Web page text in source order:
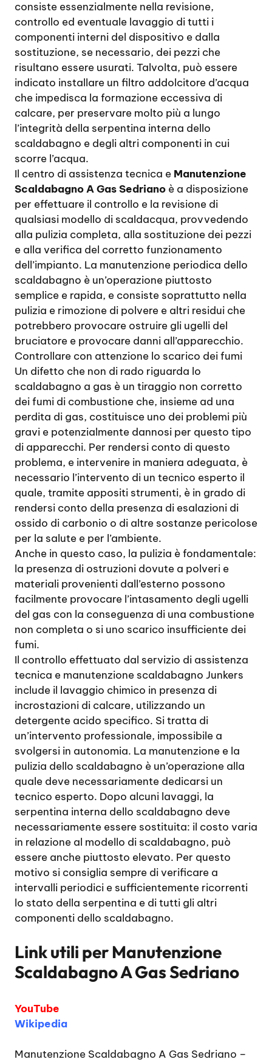
consiste essenzialmente nella revisione,
controllo ed eventuale lavaggio di tutti i
componenti interni del dispositivo e dalla
sostituzione, se necessario, dei pezzi che
risultano essere usurati. Talvolta, può essere
indicato installare un filtro addolcitore d’acqua
che impedisca la formazione eccessiva di
calcare, per preservare molto più a lungo
l’integrità della serpentina interna dello
scaldabagno e degli altri componenti in cui
scorre l’acqua.
Il centro di assistenza tecnica e Manutenzione
Scaldabagno A Gas Sedriano è a disposizione
per effettuare il controllo e la revisione di
qualsiasi modello di scaldacqua, provvedendo
alla pulizia completa, alla sostituzione dei pezzi
e alla verifica del corretto funzionamento
dell’impianto. La manutenzione periodica dello
scaldabagno è un’operazione piuttosto
semplice e rapida, e consiste soprattutto nella
pulizia e rimozione di polvere e altri residui che
potrebbero provocare ostruire gli ugelli del
bruciatore e provocare danni all’apparecchio.
Controllare con attenzione lo scarico dei fumi
Un difetto che non di rado riguarda lo
scaldabagno a gas è un tiraggio non corretto
dei fumi di combustione che, insieme ad una
perdita di gas, costituisce uno dei problemi più
gravi e potenzialmente dannosi per questo tipo
di apparecchi. Per rendersi conto di questo
problema, e intervenire in maniera adeguata, è
necessario l’intervento di un tecnico esperto il
quale, tramite appositi strumenti, è in grado di
rendersi conto della presenza di esalazioni di
ossido di carbonio o di altre sostanze pericolose
per la salute e per l’ambiente.
Anche in questo caso, la pulizia è fondamentale:
la presenza di ostruzioni dovute a polveri e
materiali provenienti dall’esterno possono
facilmente provocare l’intasamento degli ugelli
del gas con la conseguenza di una combustione
non completa o si uno scarico insufficiente dei
fumi.
Il controllo effettuato dal servizio di assistenza
tecnica e manutenzione scaldabagno Junkers
include il lavaggio chimico in presenza di
incrostazioni di calcare, utilizzando un
detergente acido specifico. Si tratta di
un’intervento professionale, impossibile a
svolgersi in autonomia. La manutenzione e la
pulizia dello scaldabagno è un’operazione alla
quale deve necessariamente dedicarsi un
tecnico esperto. Dopo alcuni lavaggi, la
serpentina interna dello scaldabagno deve
necessariamente essere sostituita: il costo varia
in relazione al modello di scaldabagno, può
essere anche piuttosto elevato. Per questo
motivo si consiglia sempre di verificare a
intervalli periodici e sufficientemente ricorrenti
lo stato della serpentina e di tutti gli altri
componenti dello scaldabagno.
Link utili perManutenzione
Scaldabagno A Gas Sedriano
YouTube
Wikipedia
Manutenzione Scaldabagno A Gas Sedriano –